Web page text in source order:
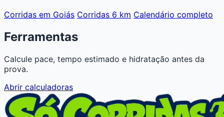
Corridas em Goiás Corridas 6 km Calendário completo
Ferramentas
Calcule pace, tempo estimado e hidratação antes da
prova.
Abrir calculadoras